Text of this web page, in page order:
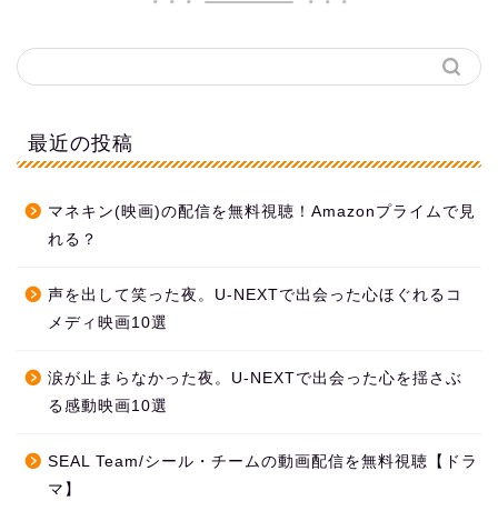
最近の投稿
マネキン(映画)の配信を無料視聴！Amazonプライムで見
れる？
声を出して笑った夜。U-NEXTで出会った心ほぐれるコ
メディ映画10選
涙が止まらなかった夜。U-NEXTで出会った心を揺さぶ
る感動映画10選
SEAL Team/シール・チームの動画配信を無料視聴【ドラ
マ】